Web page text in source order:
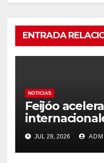
ENTRADA
NOTICIAS
Feijóo
prioritario en
gobierno
JUL 28, 2026